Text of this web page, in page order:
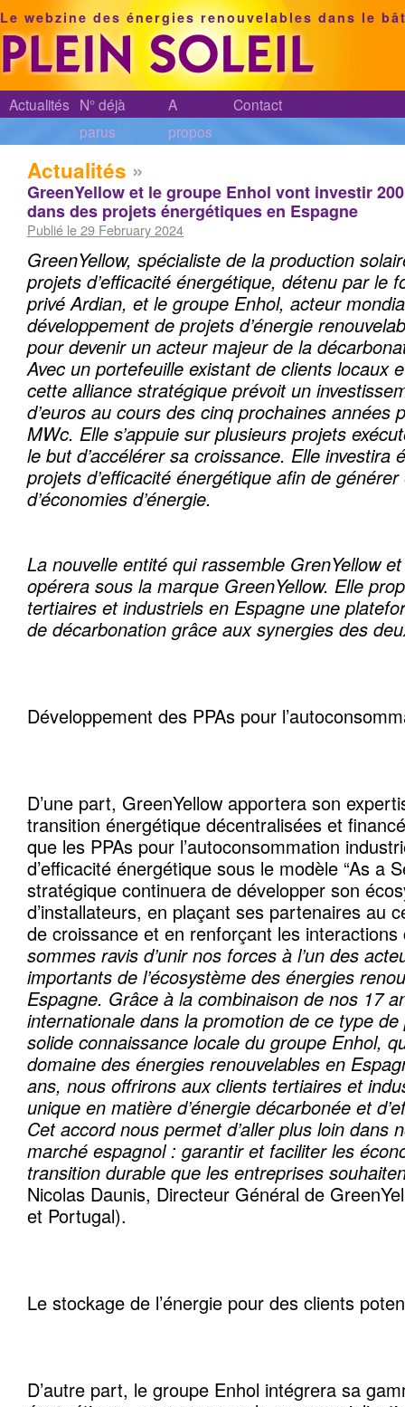
Le webzine des énergies renouvelables dans le
Actualités N° déjà
parus
A
propos
Contact
Actualités »
GreenYellow et le groupe Enhol vont investir
dans des projets énergétiques en Espagne
Publié le 29 February 2024
GreenYellow, spécialiste de la production
projets d’efficacité énergétique, détenu par le
privé Ardian, et le groupe Enhol, acteur
développement de projets d’énergie
pour devenir un acteur majeur de la
Avec un portefeuille existant de clients locaux
cette alliance stratégique prévoit un
d’euros au cours des cinq prochaines années
MWc. Elle s’appuie sur plusieurs projets
le but d’accélérer sa croissance. Elle investira
projets d’efficacité énergétique afin de
d’économies d’énergie.
La nouvelle entité qui rassemble GrenYellow
opérera sous la marque GreenYellow. Elle
tertiaires et industriels en Espagne une
de décarbonation grâce aux synergies des
Développement des PPAs pour
D’une part, GreenYellow apportera son
transition énergétique décentralisées et
que les PPAs pour l’autoconsommation
d’efficacité énergétique sous le modèle “As a
stratégique continuera de développer son
d’installateurs, en plaçant ses partenaires au
de croissance et en renforçant les
sommes ravis d’unir nos forces à l’un des
importants de l’écosystème des énergies
Espagne. Grâce à la combinaison de nos 17
internationale dans la promotion de ce type
solide connaissance locale du groupe Enhol,
domaine des énergies renouvelables en
ans, nous offrirons aux clients tertiaires et
unique en matière d’énergie décarbonée et
Cet accord nous permet d’aller plus loin dans
marché espagnol : garantir et faciliter les
transition durable que les entreprises
Nicolas Daunis, Directeur Général de
et Portugal).
Le stockage de l’énergie pour des clients
D’autre part, le groupe Enhol intégrera sa